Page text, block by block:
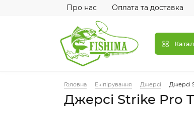
Про нас Оплата та доставка
Головна Екіпірування Джерсі Джерсі
Джерсі Strike Pro